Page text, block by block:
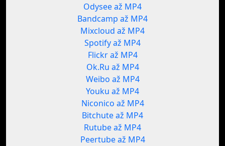
Odysee až MP4
Bandcamp až MP4
Mixcloud až MP4
Spotify až MP4
Flickr až MP4
Ok.Ru až MP4
Weibo až MP4
Youku až MP4
Niconico až MP4
Bitchute až MP4
Rutube až MP4
Peertube až MP4